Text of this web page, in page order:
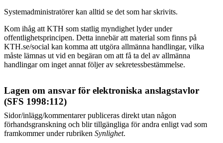
Systemadministratörer kan alltid se det som har skrivits.
Kom ihåg att KTH som statlig myndighet lyder under
offentlighetsprincipen. Detta innebär att material som finns på
KTH.se/social kan komma att utgöra allmänna handlingar, vilka
måste lämnas ut vid en begäran om att få ta del av allmänna
handlingar om inget annat följer av sekretessbestämmelse.
Lagen om ansvar för elektroniska anslagstavlor
(SFS 1998:112)
Sidor/inlägg/kommentarer publiceras direkt utan någon
förhandsgranskning och blir tillgängliga för andra enligt vad som
framkommer under rubriken Synlighet.